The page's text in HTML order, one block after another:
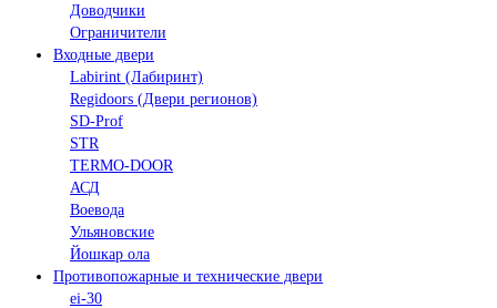
Доводчики
Ограничители
Входные двери
Labirint (Лабиринт)
Regidoors (Двери регионов)
SD-Prof
STR
TERMO-DOOR
АСД
Воевода
Ульяновские
Йошкар ола
Противопожарные и технические двери
ei-30